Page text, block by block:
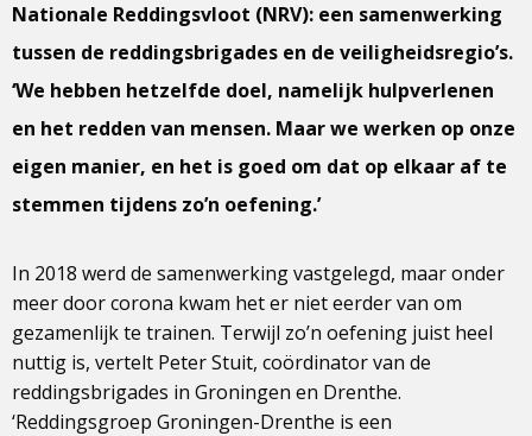
Nationale Reddingsvloot (NRV): een samenwerking
tussen de reddingsbrigades en de veiligheidsregio’s.
‘We hebben hetzelfde doel, namelijk hulpverlenen
en het redden van mensen. Maar we werken op onze
eigen manier, en het is goed om dat op elkaar af te
stemmen tijdens zo’n oefening.’
In 2018 werd de samenwerking vastgelegd, maar onder
meer door corona kwam het er niet eerder van om
gezamenlijk te trainen. Terwijl zo’n oefening juist heel
nuttig is, vertelt Peter Stuit, coördinator van de
reddingsbrigades in Groningen en Drenthe.
‘Reddingsgroep Groningen-Drenthe is een